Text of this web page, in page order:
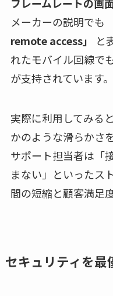
メーカーの説明でも
remote access」
と
れたモバイル回線で
が支持されています。
実際に利用してみる
かのような滑らかさ
サポート担当者は「
まない」といったス
間の短縮と顧客満足
セキュリティを最